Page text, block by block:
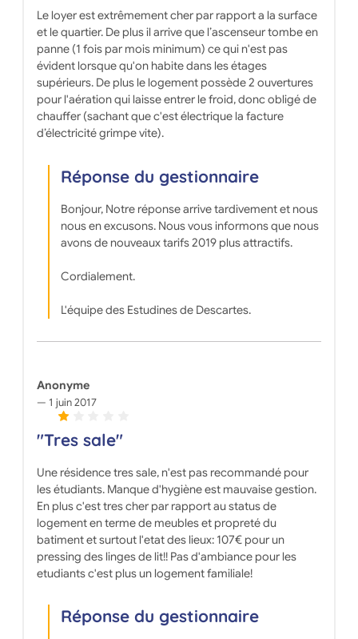
Le loyer est extrêmement cher par rapport a la surface
et le quartier. De plus il arrive que l’ascenseur tombe en
panne (1 fois par mois minimum) ce qui n'est pas
évident lorsque qu'on habite dans les étages
supérieurs. De plus le logement possède 2 ouvertures
pour l'aération qui laisse entrer le froid, donc obligé de
chauffer (sachant que c'est électrique la facture
d’électricité grimpe vite).
Réponse du gestionnaire
Bonjour, Notre réponse arrive tardivement et nous
nous en excusons. Nous vous informons que nous
avons de nouveaux tarifs 2019 plus attractifs.
Cordialement.
L'équipe des Estudines de Descartes.
Anonyme
1 juin 2017
"Tres sale"
Une résidence tres sale, n'est pas recommandé pour
les étudiants. Manque d'hygiène est mauvaise gestion.
En plus c'est tres cher par rapport au status de
logement en terme de meubles et propreté du
batiment et surtout l'etat des lieux: 107€ pour un
pressing des linges de lit!! Pas d'ambiance pour les
etudiants c'est plus un logement familiale!
Réponse du gestionnaire